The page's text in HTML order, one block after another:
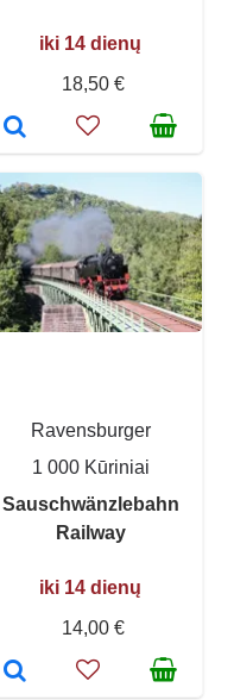
iki 14 dienų
18,50 €
Ravensburger
1 000 Kūriniai
Sauschwänzlebahn
Railway
iki 14 dienų
14,00 €